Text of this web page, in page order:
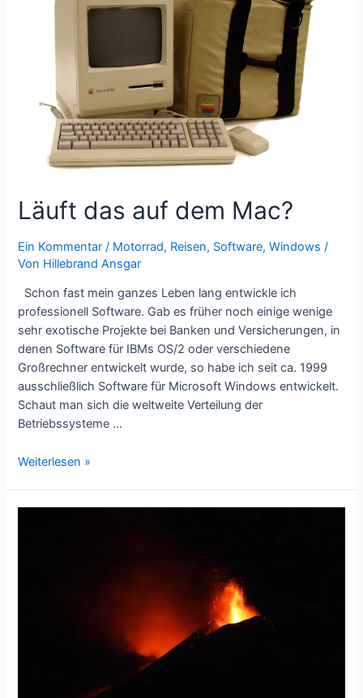
Läuft das auf dem Mac?
Ein Kommentar / Motorrad, Reisen, Software,Windows /
Von Hillebrand Ansgar
Schon fast mein ganzes Leben lang entwickle ich
professionell Software. Gab es früher noch einige wenige
sehr exotische Projekte bei Banken und Versicherungen, in
denen Software für IBMs OS/2 oder verschiedene
Großrechner entwickelt wurde, so habe ich seit ca. 1999
ausschließlich Software für Microsoft Windows entwickelt.
Schaut man sich die weltweite Verteilung der
Betriebssysteme …
Läuft
Weiterlesen »